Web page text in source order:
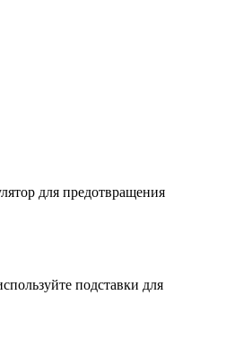
для предотвращения
подставки для